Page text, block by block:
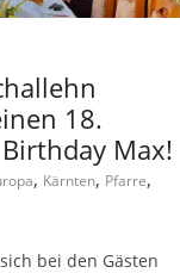
18.
Max!
, Kärnten, Pfarre,
bei den Gästen